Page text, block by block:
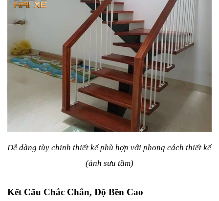
Dễ dàng tùy chỉnh thiết kế phù hợp với phong cách thiết kế
(ảnh sưu tầm)
Kết Cấu Chắc Chắn, Độ Bền Cao